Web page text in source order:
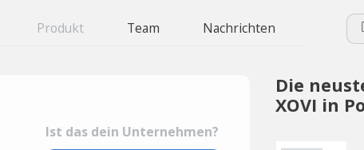
Produkt Team Nachrichten
Ist das dein Unternehmen?
Die
XOVI in